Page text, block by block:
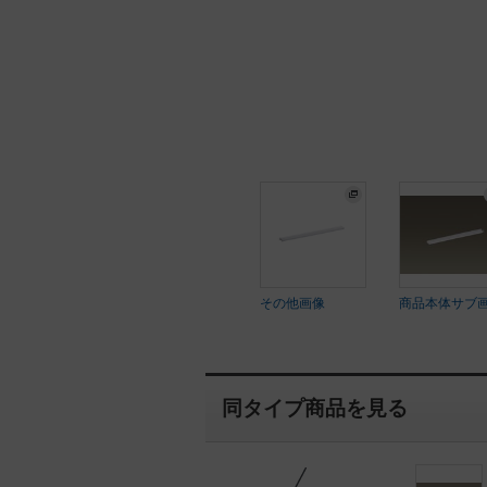
その他画像 商品本体サブ
同タイプ商品を見る